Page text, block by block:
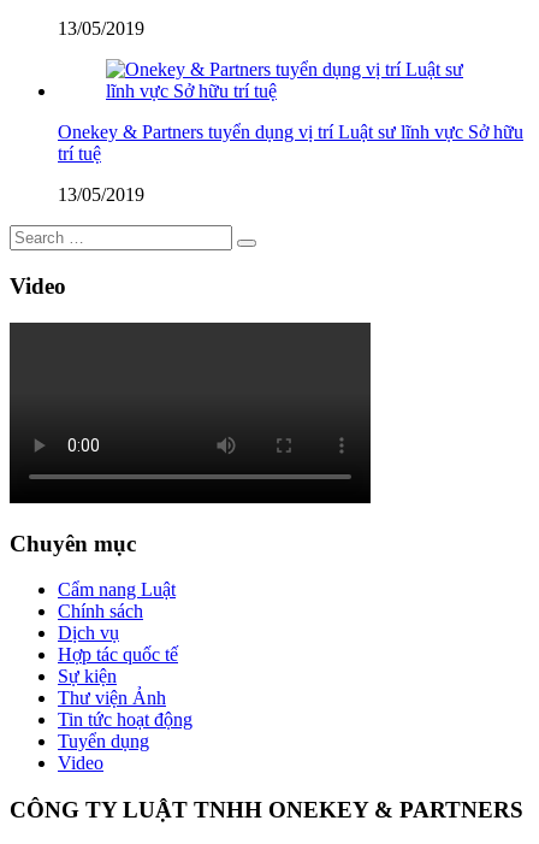
13/05/2019
Onekey & Partners tuyển dụng vị trí Luật sư lĩnh vực Sở hữu
trí tuệ
13/05/2019
Video
Chuyên mục
Cẩm nang Luật
Chính sách
Dịch vụ
Hợp tác quốc tế
Sự kiện
Thư viện Ảnh
Tin tức hoạt động
Tuyển dụng
Video
CÔNG TY LUẬT TNHH ONEKEY & PARTNERS